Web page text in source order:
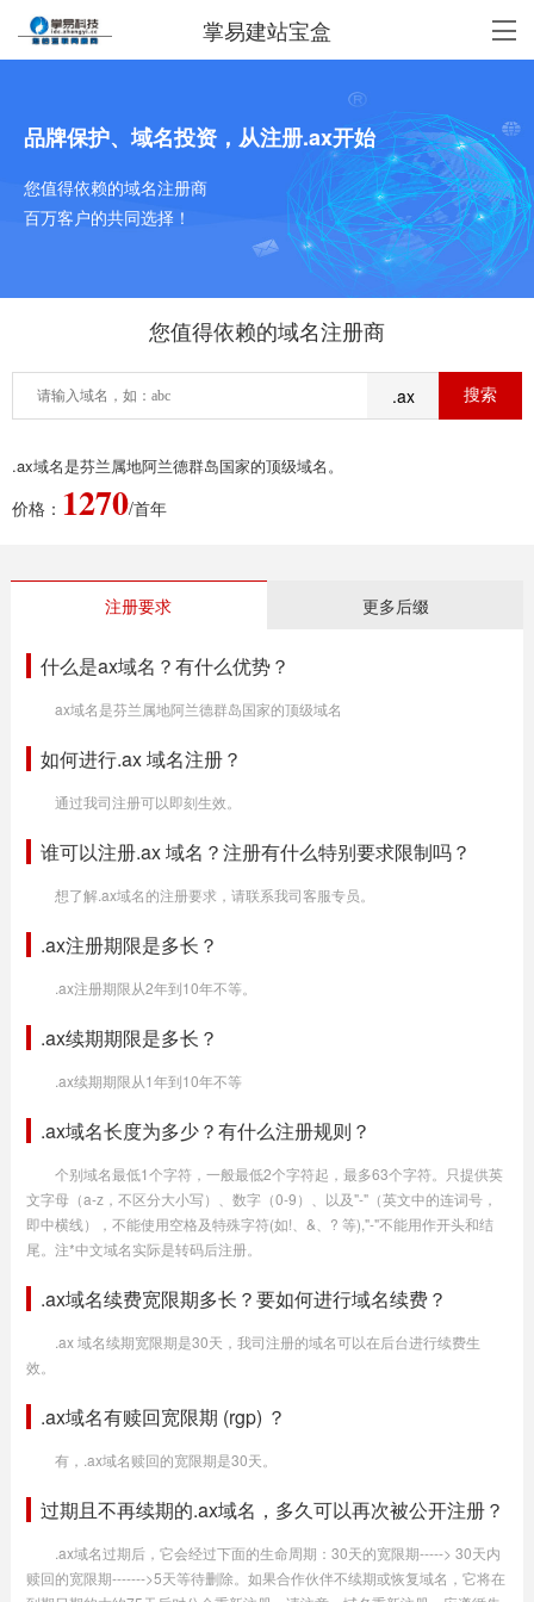
掌易建站宝盒
品牌保护、域名投资，从注册.ax开始
您值得依赖的域名注册商
百万客户的共同选择！
您值得依赖的域名注册商
.ax
.ax域名是芬兰属地阿兰德群岛国家的顶级域名。
价格： 1270/首年
注册要求 更多后缀
什么是ax域名？有什么优势？
ax域名是芬兰属地阿兰德群岛国家的顶级域名
如何进行.ax 域名注册？
通过我司注册可以即刻生效。
谁可以注册.ax 域名？注册有什么特别要求限制吗？
想了解.ax域名的注册要求，请联系我司客服专员。
.ax注册期限是多长？
.ax注册期限从2年到10年不等。
.ax续期期限是多长？
.ax续期期限从1年到10年不等
.ax域名长度为多少？有什么注册规则？
个别域名最低1个字符，一般最低2个字符起，最多63个字符。只提供英
文字母（a-z，不区分大小写）、数字（0-9）、以及"-"（英文中的连词号，
即中横线），不能使用空格及特殊字符(如!、&、? 等),"-"不能用作开头和结
尾。注*中文域名实际是转码后注册。
.ax域名续费宽限期多长？要如何进行域名续费？
.ax 域名续期宽限期是30天，我司注册的域名可以在后台进行续费生
效。
.ax域名有赎回宽限期 (rgp) ？
有，.ax域名赎回的宽限期是30天。
过期且不再续期的.ax域名，多久可以再次被公开注册？
.ax域名过期后，它会经过下面的生命周期：30天的宽限期-----> 30天内
赎回的宽限期------->5天等待删除。如果合作伙伴不续期或恢复域名，它将在